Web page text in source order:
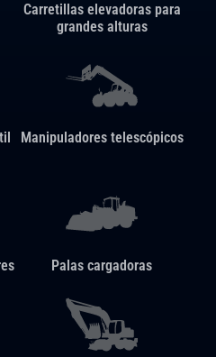
Carretillas elevadoras para
grandes alturas
Manipuladores telescópicos
Palas cargadoras